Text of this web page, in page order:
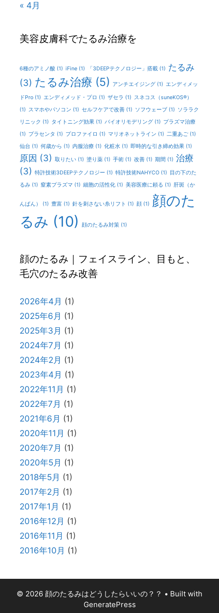
« 4月
美容皮膚科でたるみ治療を
6種のアミノ酸 (1) iFine (1) 「3DEEPテクノロジー」搭載 (1) たるみ
(3) たるみ治療 (5) アンチエイジング (1) エンディメッ
ドPro (1) エンディメッド・プロ (1) ザセラ (1) スネコス（suneKOS®）
(1) スマホやパソコン (1) セルフケアで改善 (1) ソフウェーブ (1) ソララク
リニック (1) タイトニング効果 (1) バイオリモデリング (1) プラズマ治療
(1) プラセンタ (1) プロファイロ (1) マリオネットライン (1) 二重あご (1)
仙台 (1) 何歳から (1) 内服治療 (1) 化粧水 (1) 即時的な引き締め効果 (1)
原因 (3) 取りたい (1) 塗り薬 (1) 手術 (1) 改善 (1) 期間 (1) 治療
(3) 特許技術3DEEPテクノロジー (1) 特許技術NAHYCO (1)
目の下のた
るみ (1) 窒素プラズマ (1) 細胞の活性化 (1) 美容医療に頼る (1) 肝斑（か
んぱん） (1) 豊富 (1) 針を刺さない糸リフト (1) 顔 (1)
顔のた
るみ (10) 顔のたるみ対策 (1)
顔のたるみ｜フェイスライン、目もと、
毛穴のたるみ改善
2026年4月 (1)
2025年6月 (1)
2025年3月 (1)
2024年7月 (1)
2024年2月 (1)
2023年4月 (1)
2022年11月 (1)
2022年7月 (1)
2021年6月 (1)
2020年11月 (1)
2020年7月 (1)
2020年5月 (1)
2018年5月 (1)
2017年2月 (1)
2017年1月 (1)
2016年12月 (1)
2016年11月 (1)
2016年10月 (1)
© 2026 顔のたるみはどうしたらいいの？？ • Built with
GeneratePress